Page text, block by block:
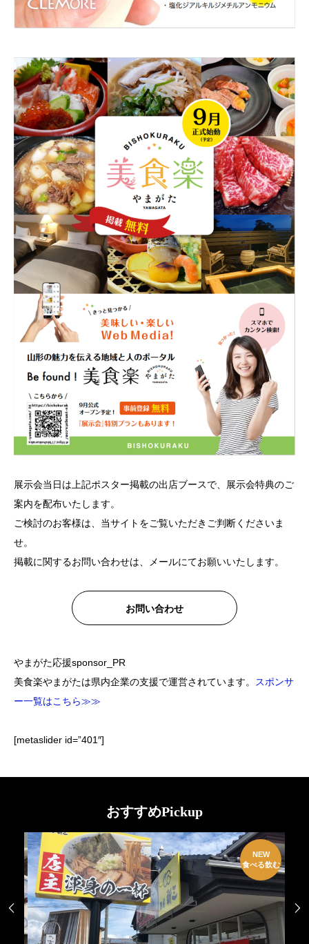
展示会当日は上記ポスター掲載の出店ブースで、展示会特典のご
案内を配布いたします。
ご検討のお客様は、当サイトをご覧いただきご判断くださいま
せ。
掲載に関するお問い合わせは、メールにてお願いいたします。
お問い合わせ
やまがた応援sponsor_PR
美食楽やまがたは県内企業の支援で運営されています。 スポンサ
ー一覧はこちら≫≫
[metaslider id=”401″]
おすすめPickup
NEW
食べる飲む
 